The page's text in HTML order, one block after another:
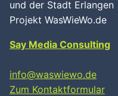
und der Stadt Erlangen
Projekt WasWieWo.de
Say Media Consulting
info@waswiewo.de
Zum Kontaktformular